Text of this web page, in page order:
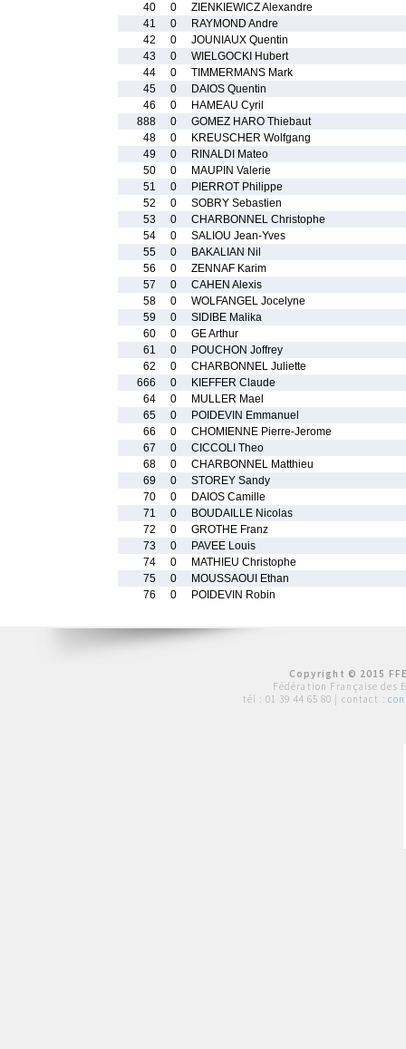
40
0
ZIENKIEWICZ Alexandre
41
0
RAYMOND Andre
42
0
JOUNIAUX Quentin
43
0
WIELGOCKI Hubert
44
0
TIMMERMANS Mark
45
0
DAIOS Quentin
46
0
HAMEAU Cyril
888
0
GOMEZ HARO Thiebaut
48
0
KREUSCHER Wolfgang
49
0
RINALDI Mateo
50
0
MAUPIN Valerie
51
0
PIERROT Philippe
52
0
SOBRY Sebastien
53
0
CHARBONNEL Christophe
54
0
SALIOU Jean-Yves
55
0
BAKALIAN Nil
56
0
ZENNAF Karim
57
0
CAHEN Alexis
58
0
WOLFANGEL Jocelyne
59
0
SIDIBE Malika
60
0
GE Arthur
61
0
POUCHON Joffrey
62
0
CHARBONNEL Juliette
666
0
KIEFFER Claude
64
0
MULLER Mael
65
0
POIDEVIN Emmanuel
66
0
CHOMIENNE Pierre-Jerome
67
0
CICCOLI Theo
68
0
CHARBONNEL Matthieu
69
0
STOREY Sandy
70
0
DAIOS Camille
71
0
BOUDAILLE Nicolas
72
0
GROTHE Franz
73
0
PAVEE Louis
74
0
MATHIEU Christophe
75
0
MOUSSAOUI Ethan
76
0 POIDEVIN Robin
Copyright © 2015
Fédération Française des
tél : 01 39 44 65 80 | contact :